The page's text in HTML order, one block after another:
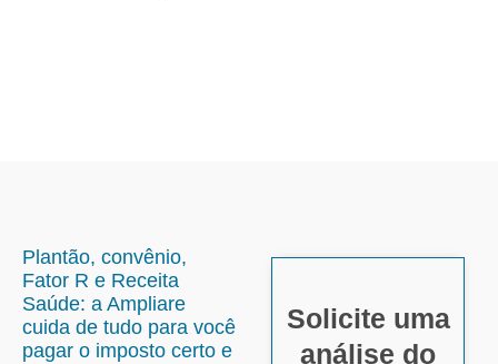
Plantão, convênio,
Fator R e Receita
Saúde: a Ampliare
cuida de tudo para você
pagar o imposto certo e
Solicite uma
análise do